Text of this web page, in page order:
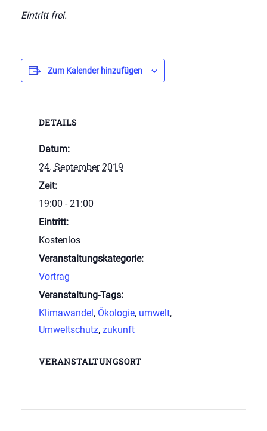
Eintritt frei.
Zum Kalender hinzufügen
DETAILS
Datum:
24. September 2019
Zeit:
19:00 - 21:00
Eintritt:
Kostenlos
Veranstaltungskategorie:
Vortrag
Veranstaltung-Tags:
Klimawandel, Ökologie, umwelt,
Umweltschutz, zukunft
VERANSTALTUNGSORT